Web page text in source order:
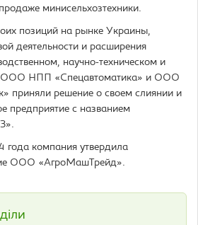
минисельхозтехники.
позиций на рынке Украины,
деятельности и расширения
научно-техническом и
ООО НПП «Спецавтоматика» и ООО
приняли решение о своем слиянии и
предприятие с названием
года компания утвердила
ООО «АгроМашТрейд».